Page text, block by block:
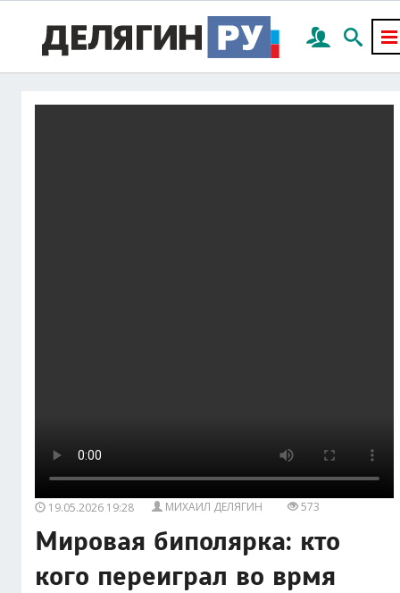
19.05.2026 19:28 МИХАИЛ ДЕЛЯГИН 573
Мировая биполярка: кто
кого переиграл во врмя